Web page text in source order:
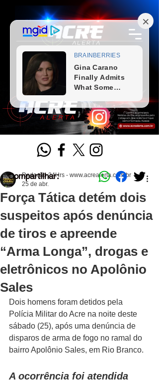
Força Tática detém dois
suspeitos após denúncia
de tiros e apreende
“Arma Longa”, drogas e
eletrônicos no Apolônio
Sales
Redação 24Hrs - www.acrealerta.com.br
25 de abr.
Dois homens foram detidos pela
Polícia Militar do Acre na noite deste
sábado (25), após uma denúncia de
disparos de arma de fogo no ramal do
bairro Apolônio Sales, em Rio Branco.
A ocorrência foi atendida
Compartilhar: